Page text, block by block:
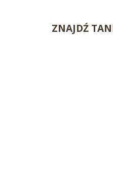
ZNAJDŹ